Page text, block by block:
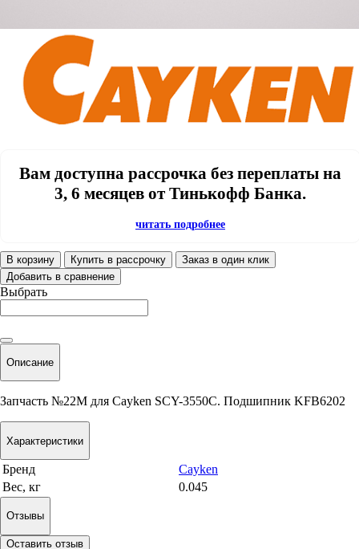
Вам доступна рассрочка без переплаты на
3, 6 месяцев от Тинькофф Банка.
читать подробнее
В корзину Купить в рассрочку
Заказ в один клик
Добавить в сравнение
Выбрать
Описание
Запчасть №22М для Cayken SCY-3550C. Подшипник KFB6202
Характеристики
Бренд
Cayken
Вес, кг
0.045
Отзывы
Оставить отзыв